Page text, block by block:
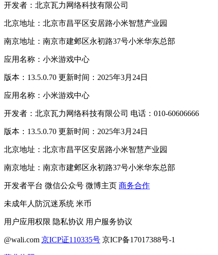
开发者：北京瓦力网络科技有限公司
北京地址：北京市昌平区安居路小米智慧产业园
南京地址：南京市建邺区永初路37号小米华东总部
应用名称：小米游戏中心
版本：13.5.0.70 更新时间：2025年3月24日
应用名称：小米游戏中心
开发者：北京瓦力网络科技有限公司 电话：010-60606666
版本：13.5.0.70 更新时间：2025年3月24日
北京地址：北京市昌平区安居路小米智慧产业园
南京地址：南京市建邺区永初路37号小米华东总部
开发者平台 微信公众号 微博主页 商务合作
未成年人防沉迷系统 米币
用户应用权限 隐私协议 用户服务协议
@wali.com 京ICP证110335号 京ICP备17017388号-1